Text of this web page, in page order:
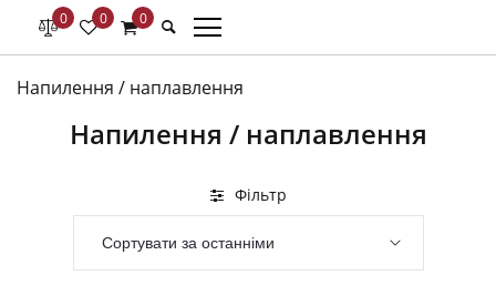
0 0 0
Напилення / наплавлення
Напилення / наплавлення
Фільтр